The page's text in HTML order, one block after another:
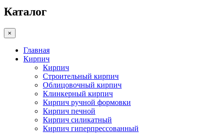
Каталог
×
Главная
Кирпич
Кирпич
Строительный кирпич
Облицовочный кирпич
Клинкерный кирпич
Кирпич ручной формовки
Кирпич печной
Кирпич силикатный
Кирпич гиперпрессованный